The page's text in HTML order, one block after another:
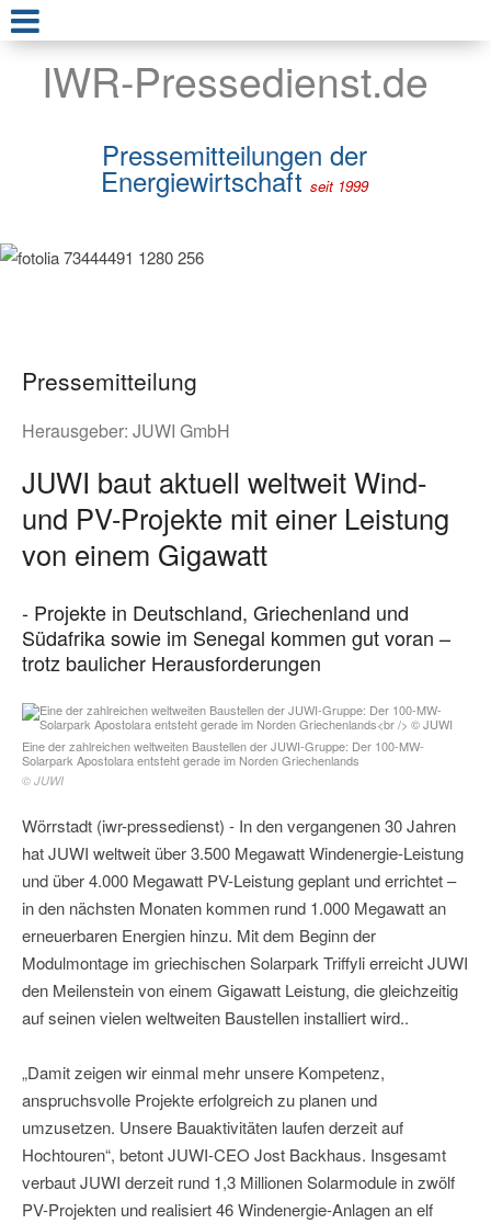
IWR-Pressedienst.de
Pressemitteilungen der
Energiewirtschaft seit 1999
Pressemitteilung
Herausgeber: JUWI GmbH
JUWI baut aktuell weltweit Wind-
und PV-Projekte mit einer Leistung
von einem Gigawatt
- Projekte in Deutschland, Griechenland und
Südafrika sowie im Senegal kommen gut voran –
trotz baulicher Herausforderungen
Eine der zahlreichen weltweiten Baustellen der JUWI-Gruppe: Der 100-MW-
Solarpark Apostolara entsteht gerade im Norden Griechenlands
© JUWI
Wörrstadt (iwr-pressedienst) - In den vergangenen 30 Jahren
hat JUWI weltweit über 3.500 Megawatt Windenergie-Leistung
und über 4.000 Megawatt PV-Leistung geplant und errichtet –
in den nächsten Monaten kommen rund 1.000 Megawatt an
erneuerbaren Energien hinzu. Mit dem Beginn der
Modulmontage im griechischen Solarpark Triffyli erreicht JUWI
den Meilenstein von einem Gigawatt Leistung, die gleichzeitig
auf seinen vielen weltweiten Baustellen installiert wird..
„Damit zeigen wir einmal mehr unsere Kompetenz,
anspruchsvolle Projekte erfolgreich zu planen und
umzusetzen. Unsere Bauaktivitäten laufen derzeit auf
Hochtouren“, betont JUWI-CEO Jost Backhaus. Insgesamt
verbaut JUWI derzeit rund 1,3 Millionen Solarmodule in zwölf
PV-Projekten und realisiert 46 Windenergie-Anlagen an elf